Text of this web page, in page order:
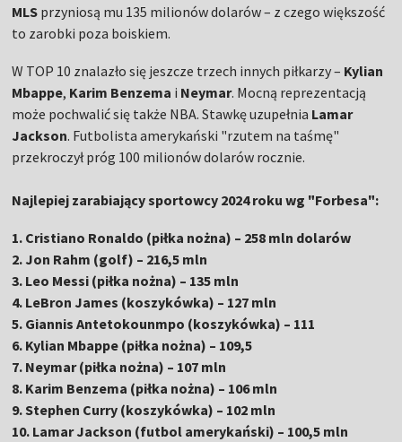
MLS przyniosą mu 135 milionów dolarów – z czego większość
to zarobki poza boiskiem.
W TOP 10 znalazło się jeszcze trzech innych piłkarzy – Kylian
Mbappe, Karim Benzema i Neymar. Mocną reprezentacją
może pochwalić się także NBA. Stawkę uzupełnia Lamar
Jackson. Futbolista amerykański "rzutem na taśmę"
przekroczył próg 100 milionów dolarów rocznie.
Najlepiej zarabiający sportowcy 2024 roku wg "Forbesa":
1. Cristiano Ronaldo (piłka nożna) – 258 mln dolarów
2. Jon Rahm (golf) – 216,5 mln
3. Leo Messi (piłka nożna) – 135 mln
4. LeBron James (koszykówka) – 127 mln
5. Giannis Antetokounmpo (koszykówka) – 111
6. Kylian Mbappe (piłka nożna) – 109,5
7. Neymar (piłka nożna) – 107 mln
8. Karim Benzema (piłka nożna) – 106 mln
9. Stephen Curry (koszykówka) – 102 mln
10. Lamar Jackson (futbol amerykański) – 100,5 mln